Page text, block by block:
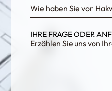
Wie haben Sie von
IHRE FRAGE ODER